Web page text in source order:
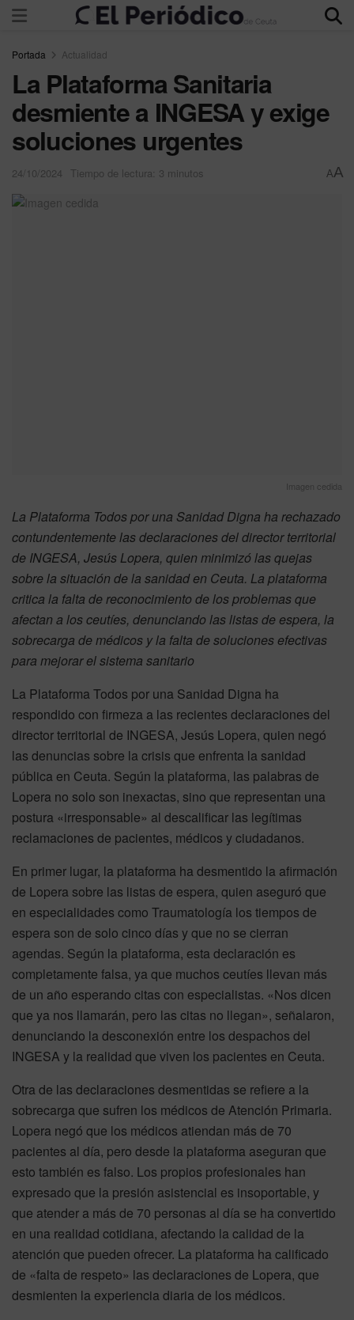
Portada Actualidad
La Plataforma Sanitaria
desmiente a INGESA y exige
soluciones urgentes
24/10/2024 Tiempo de lectura: 3 minutos AA
Imagen cedida
La Plataforma Todos por una Sanidad Digna ha rechazado
contundentemente las declaraciones del director territorial
de INGESA, Jesús Lopera, quien minimizó las quejas
sobre la situación de la sanidad en Ceuta. La plataforma
critica la falta de reconocimiento de los problemas que
afectan a los ceutíes, denunciando las listas de espera, la
sobrecarga de médicos y la falta de soluciones efectivas
para mejorar el sistema sanitario
La Plataforma Todos por una Sanidad Digna ha
respondido con firmeza a las recientes declaraciones del
director territorial de INGESA, Jesús Lopera, quien negó
las denuncias sobre la crisis que enfrenta la sanidad
pública en Ceuta. Según la plataforma, las palabras de
Lopera no solo son inexactas, sino que representan una
postura «irresponsable» al descalificar las legítimas
reclamaciones de pacientes, médicos y ciudadanos.
En primer lugar, la plataforma ha desmentido la afirmación
de Lopera sobre las listas de espera, quien aseguró que
en especialidades como Traumatología los tiempos de
espera son de solo cinco días y que no se cierran
agendas. Según la plataforma, esta declaración es
completamente falsa, ya que muchos ceutíes llevan más
de un año esperando citas con especialistas. «Nos dicen
que ya nos llamarán, pero las citas no llegan», señalaron,
denunciando la desconexión entre los despachos del
INGESA y la realidad que viven los pacientes en Ceuta.
Otra de las declaraciones desmentidas se refiere a la
sobrecarga que sufren los médicos de Atención Primaria.
Lopera negó que los médicos atiendan más de 70
pacientes al día, pero desde la plataforma aseguran que
esto también es falso. Los propios profesionales han
expresado que la presión asistencial es insoportable, y
que atender a más de 70 personas al día se ha convertido
en una realidad cotidiana, afectando la calidad de la
atención que pueden ofrecer. La plataforma ha calificado
de «falta de respeto» las declaraciones de Lopera, que
desmienten la experiencia diaria de los médicos.